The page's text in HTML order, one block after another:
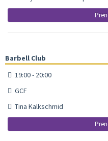
Barbell Club
19:00 - 20:00
GCF
Tina Kalkschmid